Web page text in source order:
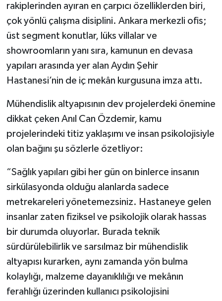
rakiplerinden ayıran en çarpıcı özelliklerden biri,
çok yönlü çalışma disiplini. Ankara merkezli ofis;
üst segment konutlar, lüks villalar ve
showroomların yanı sıra, kamunun en devasa
yapıları arasında yer alan Aydın Şehir
Hastanesi’nin de iç mekân kurgusuna imza attı.
Mühendislik altyapısının dev projelerdeki önemine
dikkat çeken Anıl Can Özdemir, kamu
projelerindeki titiz yaklaşımı ve insan psikolojisiyle
olan bağını şu sözlerle özetliyor:
“Sağlık yapıları gibi her gün on binlerce insanın
sirkülasyonda olduğu alanlarda sadece
metrekareleri yönetemezsiniz. Hastaneye gelen
insanlar zaten fiziksel ve psikolojik olarak hassas
bir durumda oluyorlar. Burada teknik
sürdürülebilirlik ve sarsılmaz bir mühendislik
altyapısı kurarken, aynı zamanda yön bulma
kolaylığı, malzeme dayanıklılığı ve mekânın
ferahlığı üzerinden kullanıcı psikolojisini